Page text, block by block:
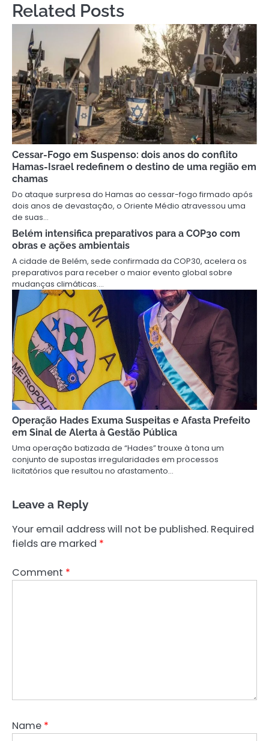
Related Posts
Cessar-Fogo em Suspenso: dois anos do conflito
Hamas-Israel redefinem o destino de uma região em
chamas
Do ataque surpresa do Hamas ao cessar-fogo firmado após
dois anos de devastação, o Oriente Médio atravessou uma
de suas…
Belém intensifica preparativos para a COP30 com
obras e ações ambientais
A cidade de Belém, sede confirmada da COP30, acelera os
preparativos para receber o maior evento global sobre
mudanças climáticas.…
Operação Hades Exuma Suspeitas e Afasta Prefeito
em Sinal de Alerta à Gestão Pública
Uma operação batizada de “Hades” trouxe à tona um
conjunto de supostas irregularidades em processos
licitatórios que resultou no afastamento…
Leave a Reply
Your email address will not be published. Required
fields are marked *
Comment *
Name *